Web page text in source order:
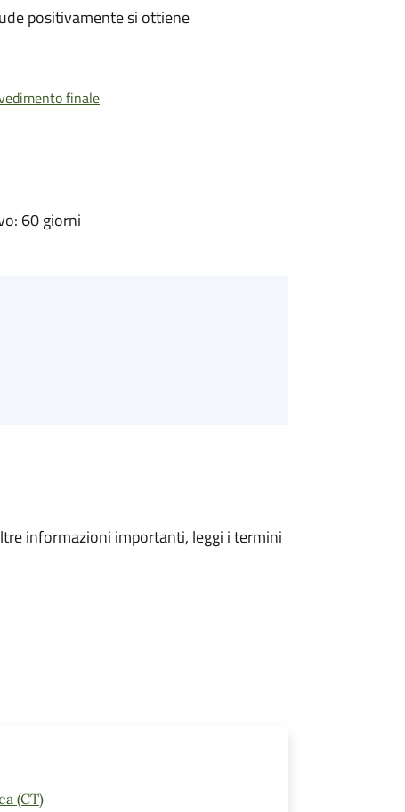
positivamente si ottiene
finale
60 giorni
informazioni importanti, leggi i termini
(CT)